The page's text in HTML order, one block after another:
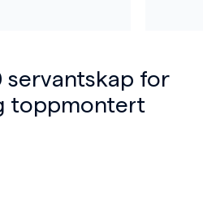
servantskap for
toppmontert